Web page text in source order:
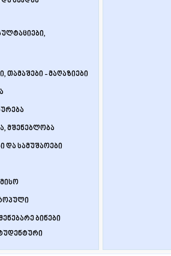
თამაშები - მაღაზიები
მშენებლობა
და სამუშაოები
ბინები